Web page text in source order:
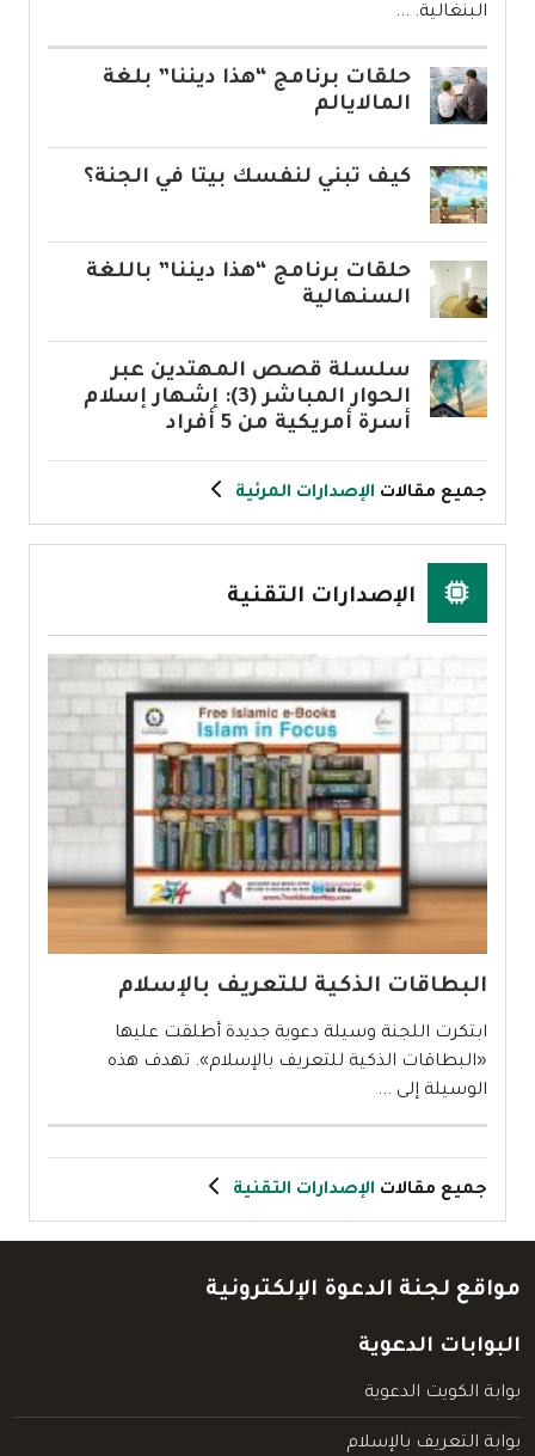
البنغالية. ...
حلقات برنامج “هذا ديننا” بلغة
المالايالم
كيف تبني لنفسك بيتا في الجنة؟
حلقات برنامج “هذا ديننا” باللغة
السنهالية
سلسلة قصص المهتدين عبر
الحوار المباشر (3): إشهار إسلام
أسرة أمريكية من 5 أفراد
جميع مقالات الإصدارات المرئية
الإصدارات التقنية
البطاقات الذكية للتعريف بالإسلام
ابتكرت اللجنة وسيلة دعوية جديدة أطلقت عليها
«البطاقات الذكية للتعريف بالإسلام». تهدف هذه
الوسيلة إلى ...
جميع مقالات الإصدارات التقنية
مواقع لجنة الدعوة الإلكترونية
البوابات الدعوية
بوابة الكويت الدعوية
بوابة التعريف بالإسلام